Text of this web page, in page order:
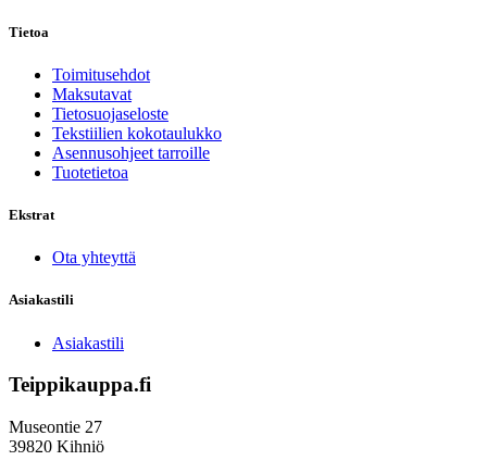
Tietoa
Toimitusehdot
Maksutavat
Tietosuojaseloste
Tekstiilien kokotaulukko
Asennusohjeet tarroille
Tuotetietoa
Ekstrat
Ota yhteyttä
Asiakastili
Asiakastili
Teippikauppa.fi
Museontie 27
39820 Kihniö